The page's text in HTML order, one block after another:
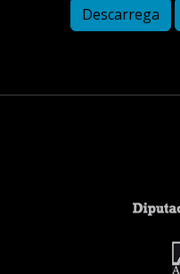
Descarrega